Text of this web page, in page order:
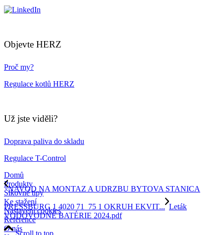
Objevte HERZ
Proč my?
Regulace kotlů HERZ
Už jste viděli?
Doprava paliva do skladu
Regulace T-Control
Domů
Produkty
Šikovné tipy
Ke stažení
Nastavení cookies
Reference
O nás
NAVOD NA MONTAZ A UDRZBU BYTOVA STANICA
PRESSBURG 1 4020 71_75 1 OKRUH EKVIT... Leták
VODOVODNÉ BATÉRIE 2024.pdf
Scroll to top